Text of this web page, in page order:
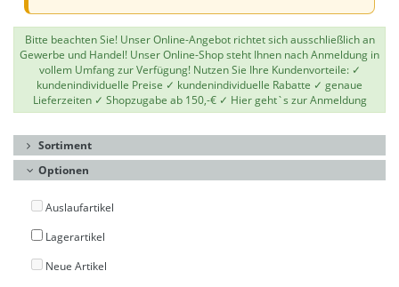
Bitte beachten Sie! Unser Online-Angebot richtet sich ausschließlich an
Gewerbe und Handel! Unser Online-Shop steht Ihnen nach Anmeldung in
vollem Umfang zur Verfügung! Nutzen Sie Ihre Kundenvorteile: ✓
kundenindividuelle Preise ✓ kundenindividuelle Rabatte ✓ genaue
Lieferzeiten ✓ Shopzugabe ab 150,-€ ✓ Hier geht`s zur Anmeldung
Sortiment
Optionen
Auslaufartikel
Lagerartikel
Neue Artikel